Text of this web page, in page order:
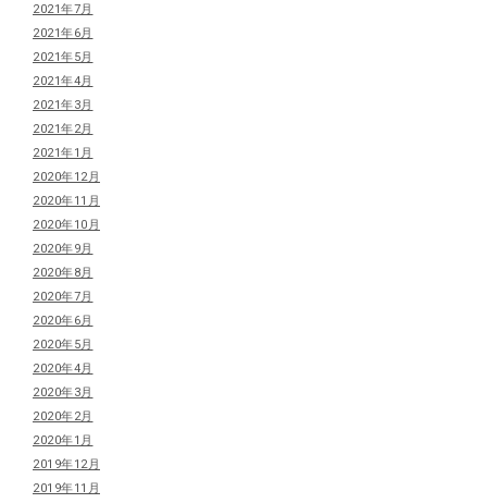
2021年7月
2021年6月
2021年5月
2021年4月
2021年3月
2021年2月
2021年1月
2020年12月
2020年11月
2020年10月
2020年9月
2020年8月
2020年7月
2020年6月
2020年5月
2020年4月
2020年3月
2020年2月
2020年1月
2019年12月
2019年11月